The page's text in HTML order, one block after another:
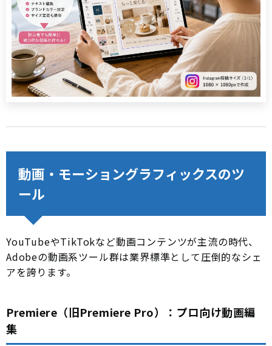
動画・モーショングラフィックスのツ
ール
YouTubeやTikTokなど動画コンテンツが主流の時代、
Adobeの動画系ツール群は業界標準として圧倒的なシェ
アを誇ります。
Premiere（旧Premiere Pro）：プロ向け動画編
集